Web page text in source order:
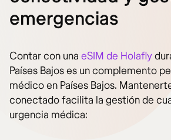
emergencias
Contar con una eSIM de Holafly
Países Bajos es un complemento
médico en Países Bajos.
conectado facilita la gestión de
urgencia médica: